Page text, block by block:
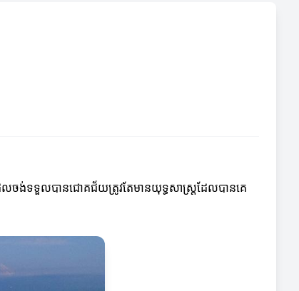
លចង់ទទួលបានជោគជ័យត្រូវតែមានយុទ្ធសាស្ត្រដែលបានគេ